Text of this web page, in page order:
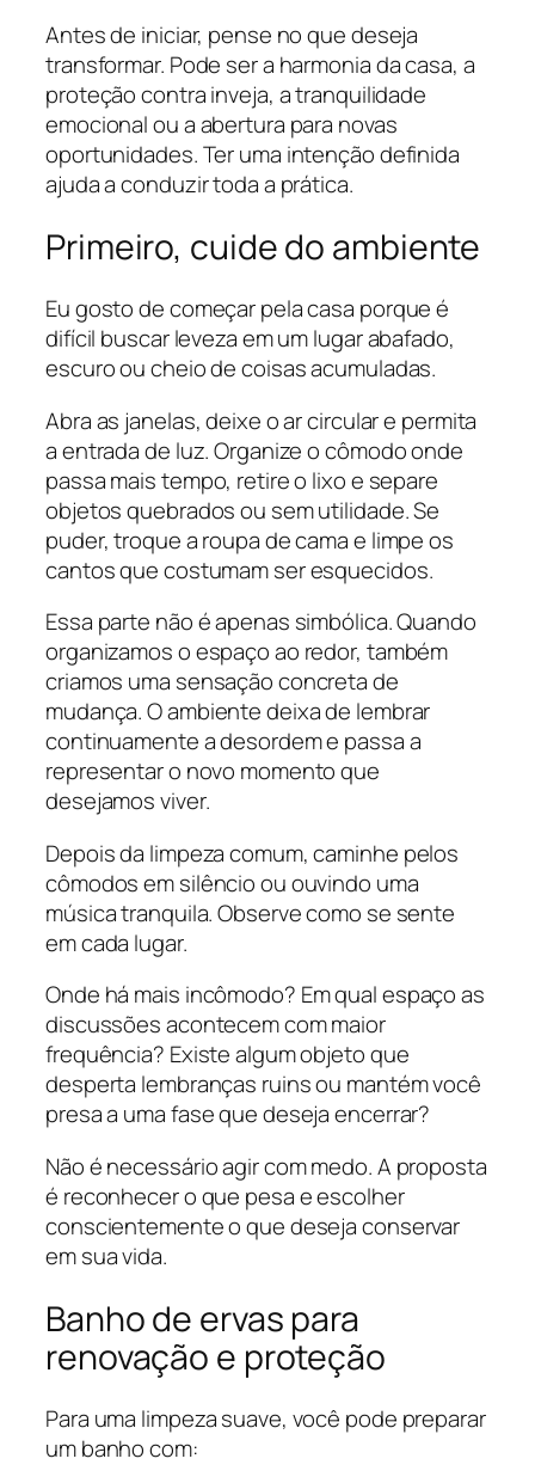
Antes de iniciar, pense no que deseja
transformar. Pode ser a harmonia da casa, a
proteção contra inveja, a tranquilidade
emocional ou a abertura para novas
oportunidades. Ter uma intenção definida
ajuda a conduzir toda a prática.
Primeiro, cuide do ambiente
Eu gosto de começar pela casa porque é
difícil buscar leveza em um lugar abafado,
escuro ou cheio de coisas acumuladas.
Abra as janelas, deixe o ar circular e permita
a entrada de luz. Organize o cômodo onde
passa mais tempo, retire o lixo e separe
objetos quebrados ou sem utilidade. Se
puder, troque a roupa de cama e limpe os
cantos que costumam ser esquecidos.
Essa parte não é apenas simbólica. Quando
organizamos o espaço ao redor, também
criamos uma sensação concreta de
mudança. O ambiente deixa de lembrar
continuamente a desordem e passa a
representar o novo momento que
desejamos viver.
Depois da limpeza comum, caminhe pelos
cômodos em silêncio ou ouvindo uma
música tranquila. Observe como se sente
em cada lugar.
Onde há mais incômodo? Em qual espaço as
discussões acontecem com maior
frequência? Existe algum objeto que
desperta lembranças ruins ou mantém você
presa a uma fase que deseja encerrar?
Não é necessário agir com medo. A proposta
é reconhecer o que pesa e escolher
conscientemente o que deseja conservar
em sua vida.
Banho de ervas para
renovação e proteção
Para uma limpeza suave, você pode preparar
um banho com: